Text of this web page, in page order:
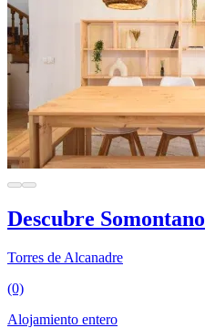
Descubre Somontano
Torres de Alcanadre
(0)
Alojamiento entero